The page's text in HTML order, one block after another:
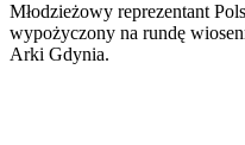
Młodzieżowy reprezentant
wypożyczony na rundę
Arki Gdynia.